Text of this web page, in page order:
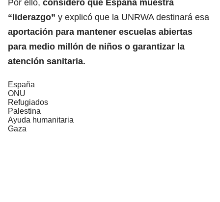
Por ello, consideró que España muestra
“liderazgo” y explicó que la UNRWA destinará esa
aportación para mantener escuelas abiertas
para medio millón de niños o garantizar la
atención sanitaria.
España
ONU
Refugiados
Palestina
Ayuda humanitaria
Gaza